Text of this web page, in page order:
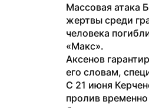
Массовая атака
жертвы среди
человека
«Макс».
Аксенов
его словам,
С 21 июня
пролив